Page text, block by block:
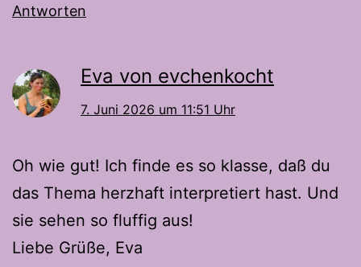
Antworten
Eva von evchenkocht
7. Juni 2026 um 11:51 Uhr
Oh wie gut! Ich finde es so klasse, daß du
das Thema herzhaft interpretiert hast. Und
sie sehen so fluffig aus!
Liebe Grüße, Eva